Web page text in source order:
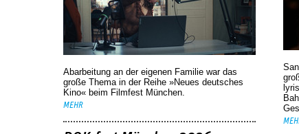
Abarbeitung an der eigenen Familie war das
große Thema in der Reihe »Neues deutsches
Kino« beim Filmfest München.
MEHR